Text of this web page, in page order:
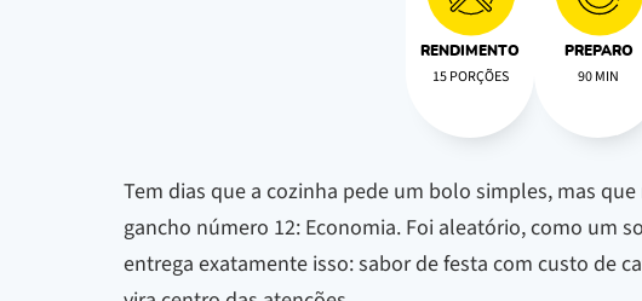
RENDIMENTO
15 PORÇÕES
PREPARO
90 MIN
Tem dias que a cozinha pede um bolo simples, mas
gancho número 12: Economia. Foi aleatório, como um
entrega exatamente isso: sabor de festa com custo de